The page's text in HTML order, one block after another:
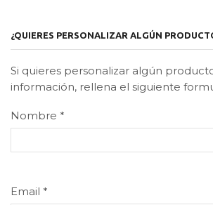
¿QUIERES PERSONALIZAR ALGÚN
Si quieres personalizar algún
información, rellena el siguiente
Nombre *
Email *